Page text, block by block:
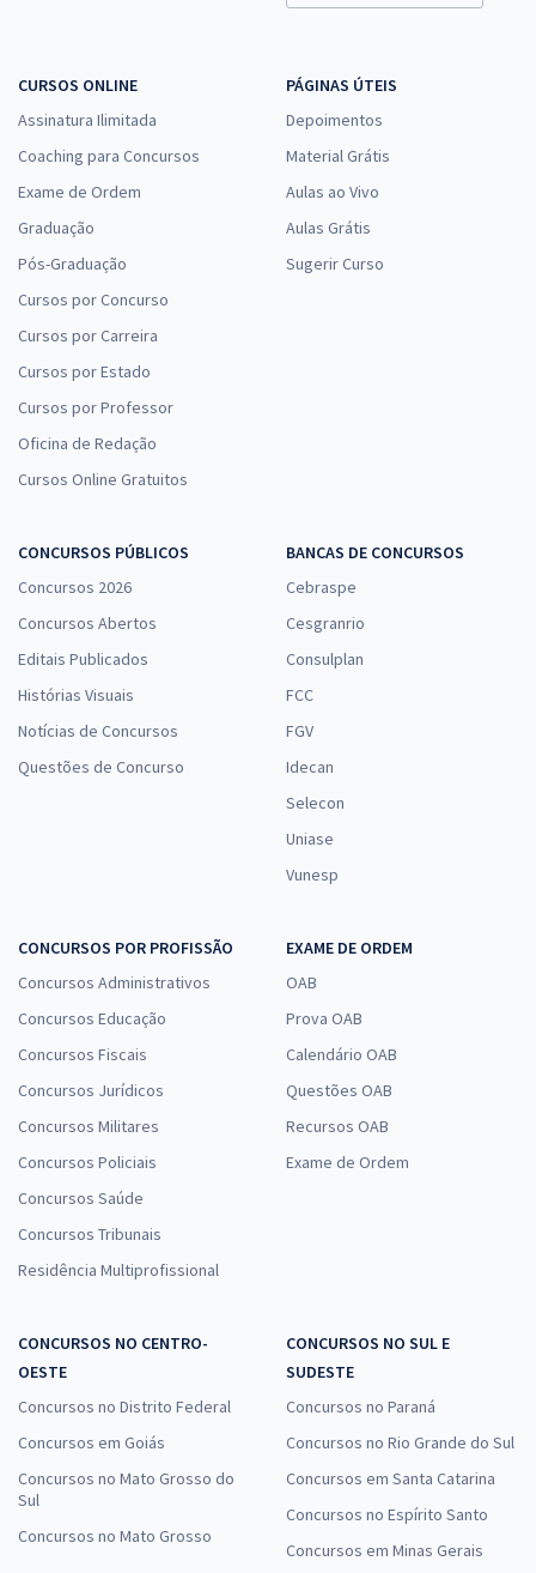
CURSOS ONLINE
Assinatura Ilimitada
Coaching para Concursos
Exame de Ordem
Graduação
Pós-Graduação
Cursos por Concurso
Cursos por Carreira
Cursos por Estado
Cursos por Professor
Oficina de Redação
Cursos Online Gratuitos
PÁGINAS ÚTEIS
Depoimentos
Material Grátis
Aulas ao Vivo
Aulas Grátis
Sugerir Curso
CONCURSOS PÚBLICOS
Concursos 2026
Concursos Abertos
Editais Publicados
Histórias Visuais
Notícias de Concursos
Questões de Concurso
BANCAS DE CONCURSOS
Cebraspe
Cesgranrio
Consulplan
FCC
FGV
Idecan
Selecon
Uniase
Vunesp
CONCURSOS POR PROFISSÃO
Concursos Administrativos
Concursos Educação
Concursos Fiscais
Concursos Jurídicos
Concursos Militares
Concursos Policiais
Concursos Saúde
Concursos Tribunais
Residência Multiprofissional
EXAME DE ORDEM
OAB
Prova OAB
Calendário OAB
Questões OAB
Recursos OAB
Exame de Ordem
CONCURSOS NO CENTRO-
OESTE
Concursos no Distrito Federal
Concursos em Goiás
Concursos no Mato Grosso do
Sul
Concursos no Mato Grosso
CONCURSOS NO SUL E
SUDESTE
Concursos no Paraná
Concursos no Rio Grande do Sul
Concursos em Santa Catarina
Concursos no Espírito Santo
Concursos em Minas Gerais